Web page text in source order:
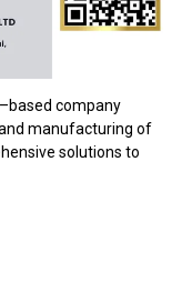
company
manufacturing of
solutions to